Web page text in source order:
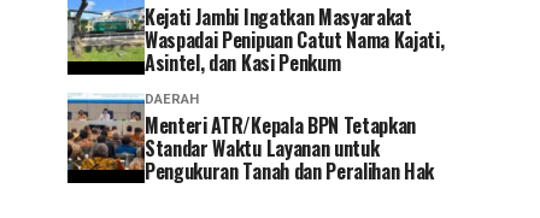
‎Kejati Jambi Ingatkan Masyarakat
Waspadai Penipuan Catut Nama Kajati,
Asintel, dan Kasi Penkum
DAERAH
Menteri ATR/Kepala BPN Tetapkan
Standar Waktu Layanan untuk
Pengukuran Tanah dan Peralihan Hak